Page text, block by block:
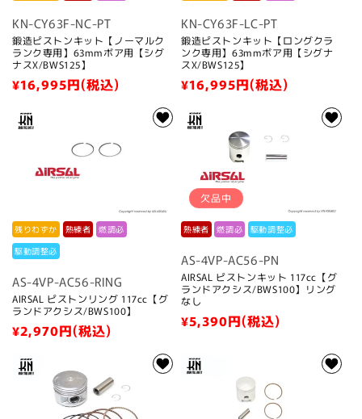
KN-CY63F-NC-PT
鍛造ピストンキット【ノーマルク
ランク専用】63mmボア用【シグ
ナスX/BWS125】
通
価
¥16,995円(税込)
KN-CY63F-LC-PT
鍛造ピストンキット【ロングクラ
ンク専用】63mmボア用【シグナ
スX/BWS125】
通
価
¥16,995円(税込)
残りわずか 熟練者
燃調必
駆動調整必
AS-4VP-AC56-RING
AIRSAL ピストンリング 117cc【グ
ランドアクシス/BWS100】
通
価
¥2,970円(税込)
欠品中
熟練者 燃調必 駆動調整必
AS-4VP-AC56-PN
AIRSAL ピストンキット 117cc【グ
ランドアクシス/BWS100】リング
なし
通
価
格
¥5,390円(税込)